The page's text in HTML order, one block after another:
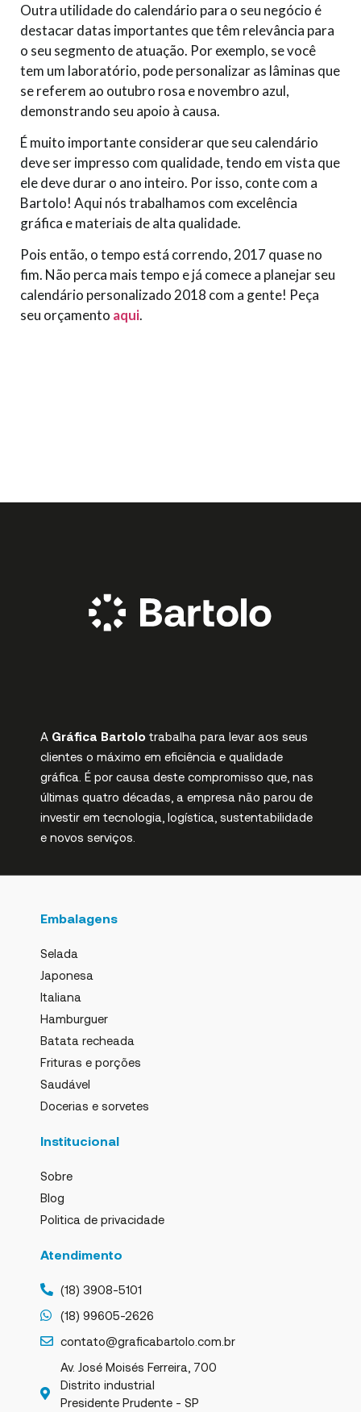
Outra utilidade do calendário para o seu negócio é
destacar datas importantes que têm relevância para
o seu segmento de atuação. Por exemplo, se você
tem um laboratório, pode personalizar as lâminas que
se referem ao outubro rosa e novembro azul,
demonstrando seu apoio à causa.
É muito importante considerar que seu calendário
deve ser impresso com qualidade, tendo em vista que
ele deve durar o ano inteiro. Por isso, conte com a
Bartolo! Aqui nós trabalhamos com excelência
gráfica e materiais de alta qualidade.
Pois então, o tempo está correndo, 2017 quase no
fim. Não perca mais tempo e já comece a planejar seu
calendário personalizado 2018 com a gente! Peça
seu orçamento aqui.
A Gráfica Bartolo trabalha para levar aos seus
clientes o máximo em eficiência e qualidade
gráfica. É por causa deste compromisso que, nas
últimas quatro décadas, a empresa não parou de
investir em tecnologia, logística, sustentabilidade
e novos serviços.
Embalagens
Selada
Japonesa
Italiana
Hamburguer
Batata recheada
Frituras e porções
Saudável
Docerias e sorvetes
Institucional
Sobre
Blog
Politica de privacidade
Atendimento
(18) 3908-5101
(18) 99605-2626
contato@graficabartolo.com.br
Av. José Moisés Ferreira, 700
Distrito industrial
Presidente Prudente - SP